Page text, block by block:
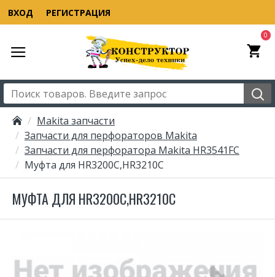
ВХОД РЕГИСТРАЦИЯ
0
Makita запчасти
Запчасти для перфораторов Makita
Запчасти для перфоратора Makita HR3541FC
Муфта для HR3200C,HR3210C
МУФТА ДЛЯ HR3200C,HR3210C